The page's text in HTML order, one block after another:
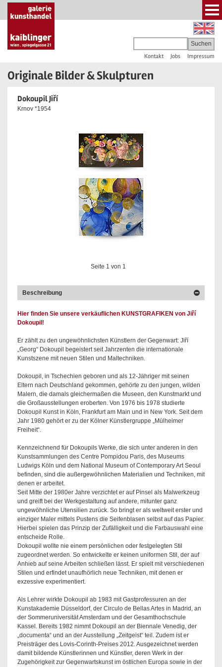
Kontakt Jobs Impressum
Originale Bilder & Skulpturen
Dokoupil Jiří
Krnov *1954
Seite 1 von 1
Beschreibung
Hier finden Sie unsere verkäuflichen KUNSTGRAFIKEN von Jiří
Dokoupil!
Er zählt zu den ungewöhnlichsten Künstlern der Gegenwart: Jiří
„Georg“ Dokoupil begeistert seit Jahrzenten die internationale
Kunstszene mit neuen Stilen und Maltechniken.
Dokoupil, in Tschechien geboren und als 12-Jähriger mit seinen
Eltern nach Deutschland gekommen, gehörte zu den jungen, wilden
Malern, die damals gleichermaßen die Museen, den Kunstmarkt und
die Großausstellungen eroberten. Von 1976 bis 1978 studierte
Dokoupil Kunst in Köln, Frankfurt am Main und in New York. Seit dem
Jahr 1980 gehört er zu der Kölner Künstlergruppe „Mülheimer
Freiheit“.
Kennzeichnend für Dokoupils Werke, die sich unter anderen in den
Kunstsammlungen des Centre Pompidou Paris, des Museums
Ludwigs Köln und dem National Museum of Contemporary Art Seoul
befinden, sind die außergewöhnlichen Materialien und Techniken, mit
denen er arbeitet.
Seit Mitte der 1980er Jahre verzichtet er auf Pinsel als Malwerkzeug
und greift bei der Werkgestaltung auf andere, mitunter ganz
ungewöhnliche Utensilien zurück. So bringt er als weltweit erster und
einziger Maler mittels Pustens die Seifenblasen selbst auf das Papier.
Hierbei spielen das Prinzip der Zufälligkeit und die Farbauswahl eine
entscheide Rolle.
Dokoupil wollte nie einem persönlichen oder festgelegten Stil
zugeordnet werden. So entwickelte er keinen uniformen Stil, der auf
Anhieb auf seine Arbeiten schließen lässt. Er spielt mit verschiedenen
Stilen und erfindet unaufhörlich neue Techniken, mit denen er
exzessive experimentiert.
Als Lehrer wirkte Dokoupil ab 1983 mit Gastprofessuren an der
Kunstakademie Düsseldorf, der Circulo de Bellas Artes in Madrid, an
der Sommeruniversität Amsterdam und der Gesamthochschule
Kassel. Bereits 1982 nimmt Dokoupil an der Biennale Venedig, der
„documenta“ und an der Ausstellung „Zeitgeist“ teil. Zudem ist er
Preisträger des Lovis-Corinth-Preises 2012. Ausgezeichnet werden
damit bildende Künstlerinnen und Künstler, deren Werk in der
Zugehörigkeit zur Gegenwartskunst im östlichen Europa sowie in der